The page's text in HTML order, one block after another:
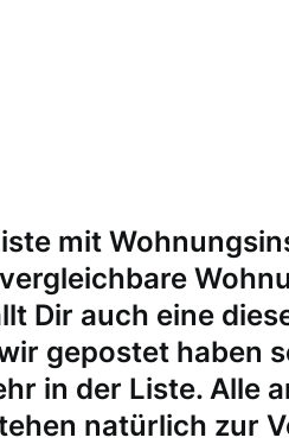
mit
Dir auch eine
gepostet haben
in der Liste. Alle
natürlich zur